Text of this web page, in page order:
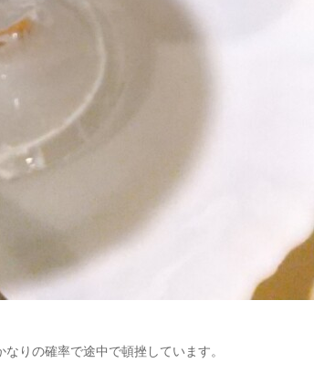
りの確率で途中で頓挫しています。